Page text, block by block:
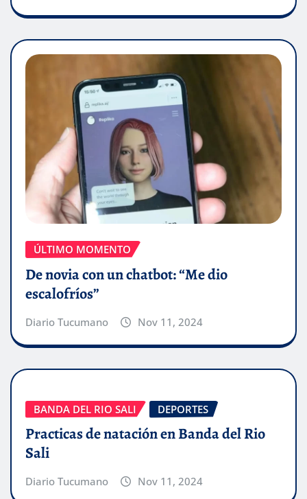
ÚLTIMO MOMENTO
De novia con un chatbot: “Me dio
escalofríos”
Diario Tucumano Nov 11, 2024
BANDA DEL RIO SALI DEPORTES
Practicas de natación en Banda del Rio
Sali
Diario Tucumano Nov 11, 2024